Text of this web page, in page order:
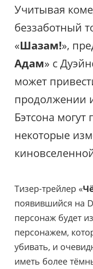
Учитывая
беззаботный
«Шазам!»,
Адам» с
может
продолжении
Бэтсона могут
некоторые
Тизер-трейлер «
появившийся на
персонаж будет
персонажем,
убивать, и
иметь более